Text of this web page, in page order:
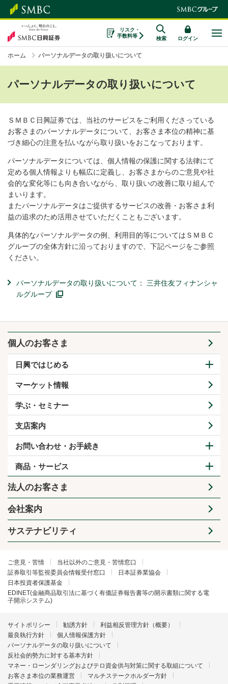
リスク・
手数料等
検索 ログイン
ホーム パーソナルデータの取り扱いについて
パーソナルデータの取り扱いについて
ＳＭＢＣ日興証券では、当社のサービスをご利用くださっている
お客さまのパーソナルデータについて、お客さま本位の精神に基
づき細心の注意を払いながら取り扱いをおこなっております。
パーソナルデータについては、個人情報の保護に関する法律にて
定める個人情報よりも幅広に定義し、お客さまからのご意見や社
会的な変化等にも向き合いながら、取り扱いの改善に取り組んで
まいります。
またパーソナルデータはご提供するサービスの改善・お客さま利
益の追求のため活用させていただくこともございます。
具体的なパーソナルデータの例、利用目的等についてはＳＭＢＣ
グループの全体方針に沿っておりますので、下記ページをご参照
ください。
パーソナルデータの取り扱いについて： 三井住友フィナンシャ
ルグループ
個人のお客さま
日興ではじめる
マーケット情報
学ぶ・セミナー
支店案内
お問い合わせ・お手続き
商品・サービス
法人のお客さま
会社案内
サステナビリティ
ご意見・苦情
当社以外のご意見・苦情窓口
証券取引等監視委員会情報受付窓口
日本証券業協会
日本投資者保護基金
EDINET(金融商品取引法に基づく有価証券報告書等の開示書類に関する電
子開示システム)
サイトポリシー 勧誘方針
利益相反管理方針（概要）
最良執行方針
個人情報保護方針
パーソナルデータの取り扱いについて
反社会的勢力に対する基本方針
マネー・ローンダリングおよびテロ資金供与対策に関する取組について
お客さま本位の業務運営
マルチステークホルダー方針